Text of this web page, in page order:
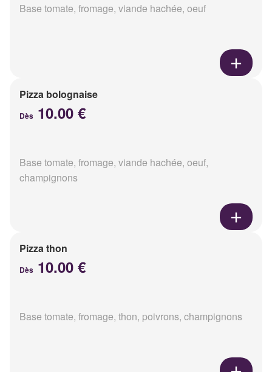
Base tomate, fromage, viande hachée, oeuf
Pizza bolognaise
Dès 10.00 €
Base tomate, fromage, viande hachée, oeuf,
champignons
Pizza thon
Dès 10.00 €
Base tomate, fromage, thon, poivrons, champignons